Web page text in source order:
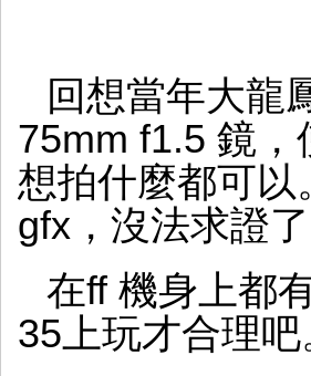
回想當年大龍
75mm f1.5 鏡
想拍什麼都可
gfx，沒法求證了
在ff 機身上都
35上玩才合理吧